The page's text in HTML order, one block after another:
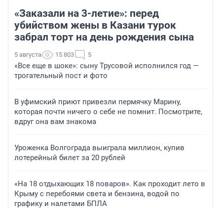
«Заказали на 3-летие»: перед
убийством жены в Казани турок
забрал торт на день рождения сына
5 августа 15 803 5
«Все еще в шоке»: сыну Трусовой исполнился год —
трогательный пост и фото
В уфимский приют привезли пермячку Марину,
которая почти ничего о себе не помнит. Посмотрите,
вдруг она вам знакома
Уроженка Волгограда выиграла миллион, купив
лотерейный билет за 20 рублей
«На 18 отдыхающих 18 поваров». Как проходит лето в
Крыму с перебоями света и бензина, водой по
графику и налетами БПЛА